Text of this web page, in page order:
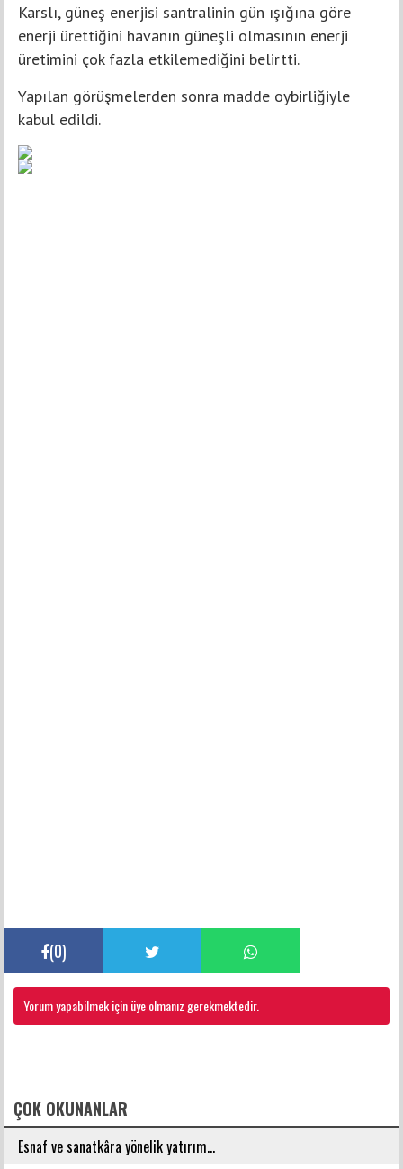
Karslı, güneş enerjisi santralinin gün ışığına göre
enerji ürettiğini havanın güneşli olmasının enerji
üretimini çok fazla etkilemediğini belirtti.
Yapılan görüşmelerden sonra madde oybirliğiyle
kabul edildi.
(0)
Yorum yapabilmek için üye olmanız gerekmektedir.
ÇOK OKUNANLAR
Esnaf ve sanatkâra yönelik yatırım...